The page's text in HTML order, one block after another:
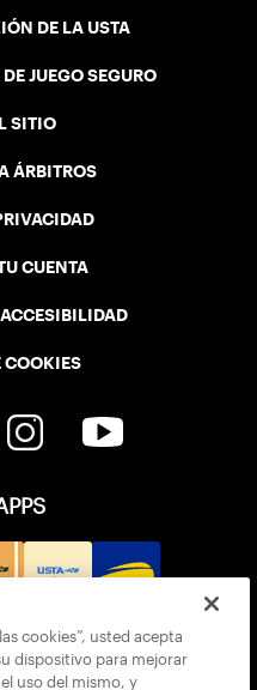
DE LA USTA
JUEGO SEGURO
SITIO
ÁRBITROS
CUENTA
COOKIES
cookies”, usted acepta
dispositivo para mejorar
uso del mismo, y